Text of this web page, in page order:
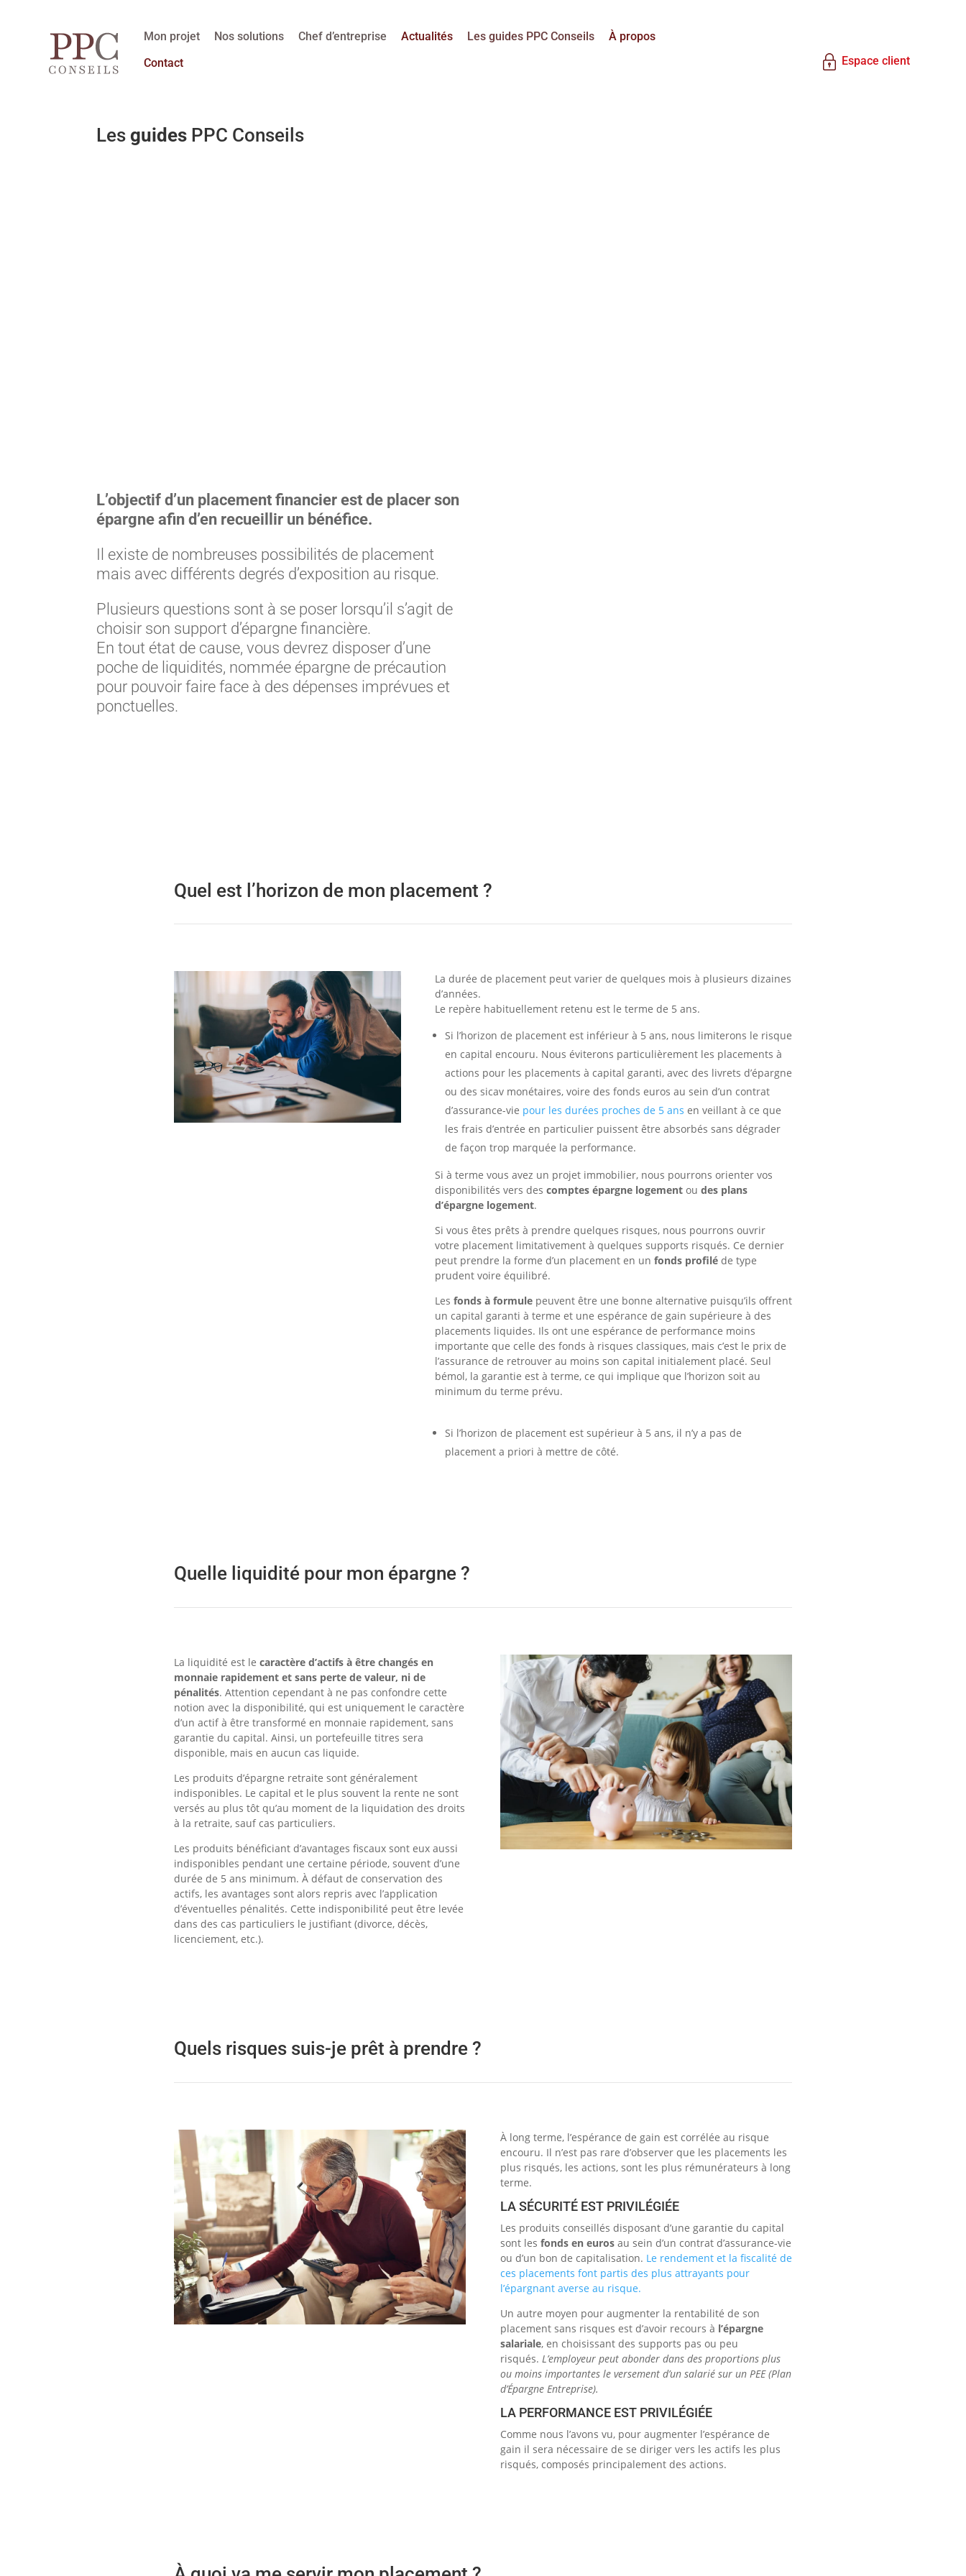
Mon projet Nos solutions Chef d’entreprise Actualités Les guides PPC Conseils
À propos
Contact
Espace client
Les guides PPC Conseils
L’objectif d’un placement financier est de placer son
épargne afin d’en recueillir un bénéfice.
Il existe de nombreuses possibilités de placement
mais avec différents degrés d’exposition au risque.
Plusieurs questions sont à se poser lorsqu’il s’agit de
choisir son support d’épargne financière.
En tout état de cause, vous devrez disposer d’une
poche de liquidités, nommée épargne de précaution
pour pouvoir faire face à des dépenses imprévues et
ponctuelles.
Quel est l’horizon de mon placement ?
La durée de placement peut varier de quelques mois à plusieurs dizaines
d’années.
Le repère habituellement retenu est le terme de 5 ans.
Si l’horizon de placement est inférieur à 5 ans, nous limiterons le risque
en capital encouru. Nous éviterons particulièrement les placements à
actions pour les placements à capital garanti, avec des livrets d’épargne
ou des sicav monétaires, voire des fonds euros au sein d’un contrat
d’assurance-vie pour les durées proches de 5 ans en veillant à ce que
les frais d’entrée en particulier puissent être absorbés sans dégrader
de façon trop marquée la performance.
Si à terme vous avez un projet immobilier, nous pourrons orienter vos
disponibilités vers des comptes épargne logement ou des plans
d’épargne logement.
Si vous êtes prêts à prendre quelques risques, nous pourrons ouvrir
votre placement limitativement à quelques supports risqués. Ce dernier
peut prendre la forme d’un placement en un fonds profilé de type
prudent voire équilibré.
Les fonds à formule peuvent être une bonne alternative puisqu’ils offrent
un capital garanti à terme et une espérance de gain supérieure à des
placements liquides. Ils ont une espérance de performance moins
importante que celle des fonds à risques classiques, mais c’est le prix de
l’assurance de retrouver au moins son capital initialement placé. Seul
bémol, la garantie est à terme, ce qui implique que l’horizon soit au
minimum du terme prévu.
Si l’horizon de placement est supérieur à 5 ans, il n’y a pas de
placement a priori à mettre de côté.
Quelle liquidité pour mon épargne ?
La liquidité est le caractère d’actifs à être changés en
monnaie rapidement et sans perte de valeur, ni de
pénalités. Attention cependant à ne pas confondre cette
notion avec la disponibilité, qui est uniquement le caractère
d’un actif à être transformé en monnaie rapidement, sans
garantie du capital. Ainsi, un portefeuille titres sera
disponible, mais en aucun cas liquide.
Les produits d’épargne retraite sont généralement
indisponibles. Le capital et le plus souvent la rente ne sont
versés au plus tôt qu’au moment de la liquidation des droits
à la retraite, sauf cas particuliers.
Les produits bénéficiant d’avantages fiscaux sont eux aussi
indisponibles pendant une certaine période, souvent d’une
durée de 5 ans minimum. À défaut de conservation des
actifs, les avantages sont alors repris avec l’application
d’éventuelles pénalités. Cette indisponibilité peut être levée
dans des cas particuliers le justifiant (divorce, décès,
licenciement, etc.).
Quels risques suis-je prêt à prendre ?
À long terme, l’espérance de gain est corrélée au risque
encouru. Il n’est pas rare d’observer que les placements les
plus risqués, les actions, sont les plus rémunérateurs à long
terme.
LA SÉCURITÉ EST PRIVILÉGIÉE
Les produits conseillés disposant d’une garantie du capital
sont les fonds en euros au sein d’un contrat d’assurance-vie
ou d’un bon de capitalisation. Le rendement et la fiscalité de
ces placements font partis des plus attrayants pour
l’épargnant averse au risque.
Un autre moyen pour augmenter la rentabilité de son
placement sans risques est d’avoir recours à l’épargne
salariale, en choisissant des supports pas ou peu
risqués. L’employeur peut abonder dans des proportions plus
ou moins importantes le versement d’un salarié sur un PEE (Plan
d’Épargne Entreprise).
LA PERFORMANCE EST PRIVILÉGIÉE
Comme nous l’avons vu, pour augmenter l’espérance de
gain il sera nécessaire de se diriger vers les actifs les plus
risqués, composés principalement des actions.